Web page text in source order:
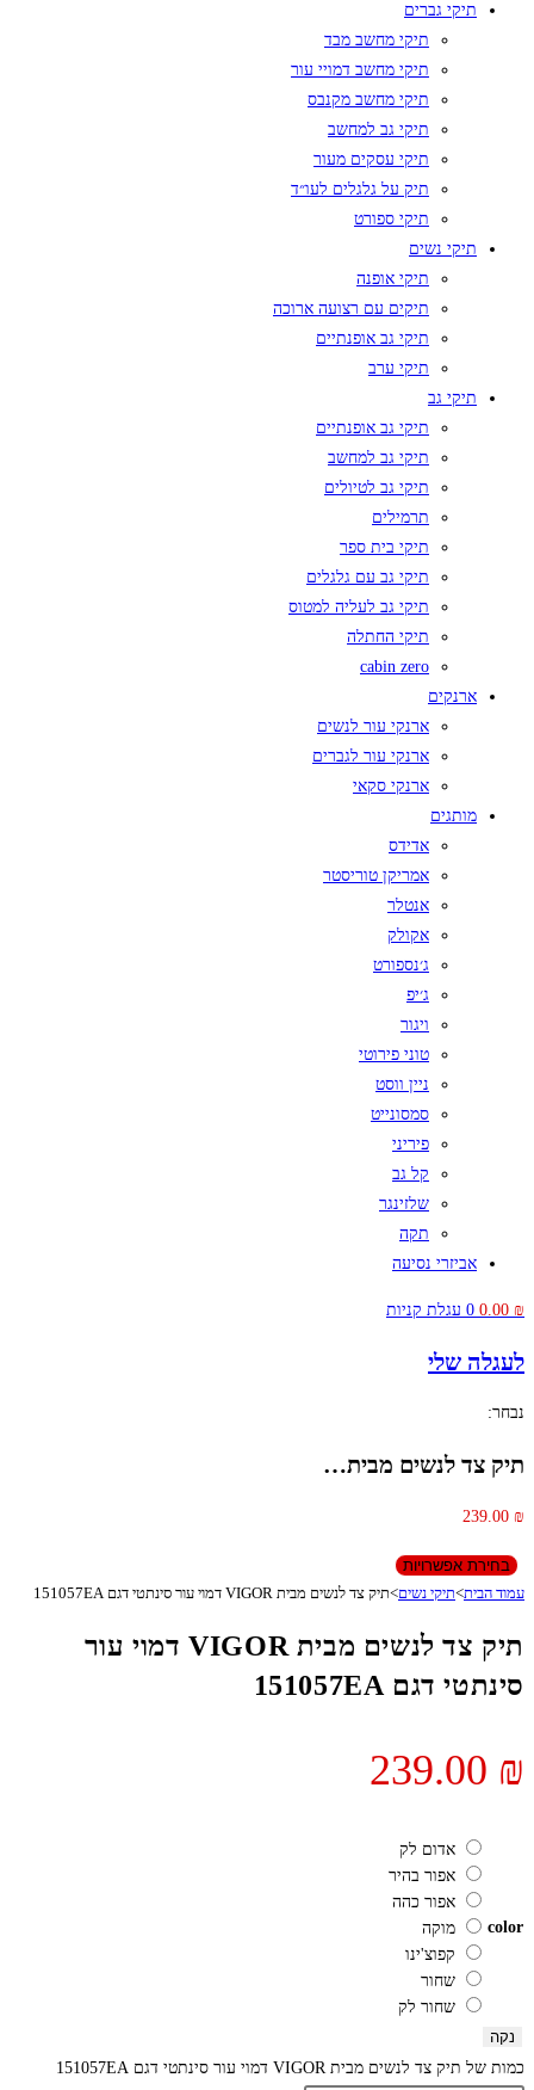
תיקי גברים
תיקי מחשב מבד
תיקי מחשב דמויי עור
תיקי מחשב מקנבס
תיקי גב למחשב
תיקי עסקים מעור
תיק על גלגלים לעו״ד
תיקי ספורט
תיקי נשים
תיקי אופנה
תיקים עם רצועה ארוכה
תיקי גב אופנתיים
תיקי ערב
תיקי גב
תיקי גב אופנתיים
תיקי גב למחשב
תיקי גב לטיולים
תרמילים
תיקי בית ספר
תיקי גב עם גלגלים
תיקי גב לעליה למטוס
תיקי החתלה
cabin zero
ארנקים
ארנקי עור לנשים
ארנקי עור לגברים
ארנקי סקאי
מותגים
אדידס
אמריקן טוריסטר
אנטלר
אקולק
ג׳נספורט
ג׳יפ
ויגור
טוני פירוטי
ניין ווסט
סמסונייט
פיריני
קל גב
שלזינגר
תקה
אביזרי נסיעה
0.00 ₪
0 עגלת קניות
לעגלה שלי
נבחר:
תיק צד לנשים מבית…
239.00 ₪
בחירת אפשרויות
עמוד הבית>תיקי נשים>תיק צד לנשים מבית VIGOR דמוי עור סינתטי דגם 151057EA
תיק צד לנשים מבית VIGOR דמוי עור
סינתטי דגם 151057EA
239.00 ₪
color
אדום לק
אפור בהיר
אפור כהה
מוקה
קפוצ'ינו
שחור
שחור לק
נקה
כמות של תיק צד לנשים מבית VIGOR דמוי עור סינתטי דגם 151057EA